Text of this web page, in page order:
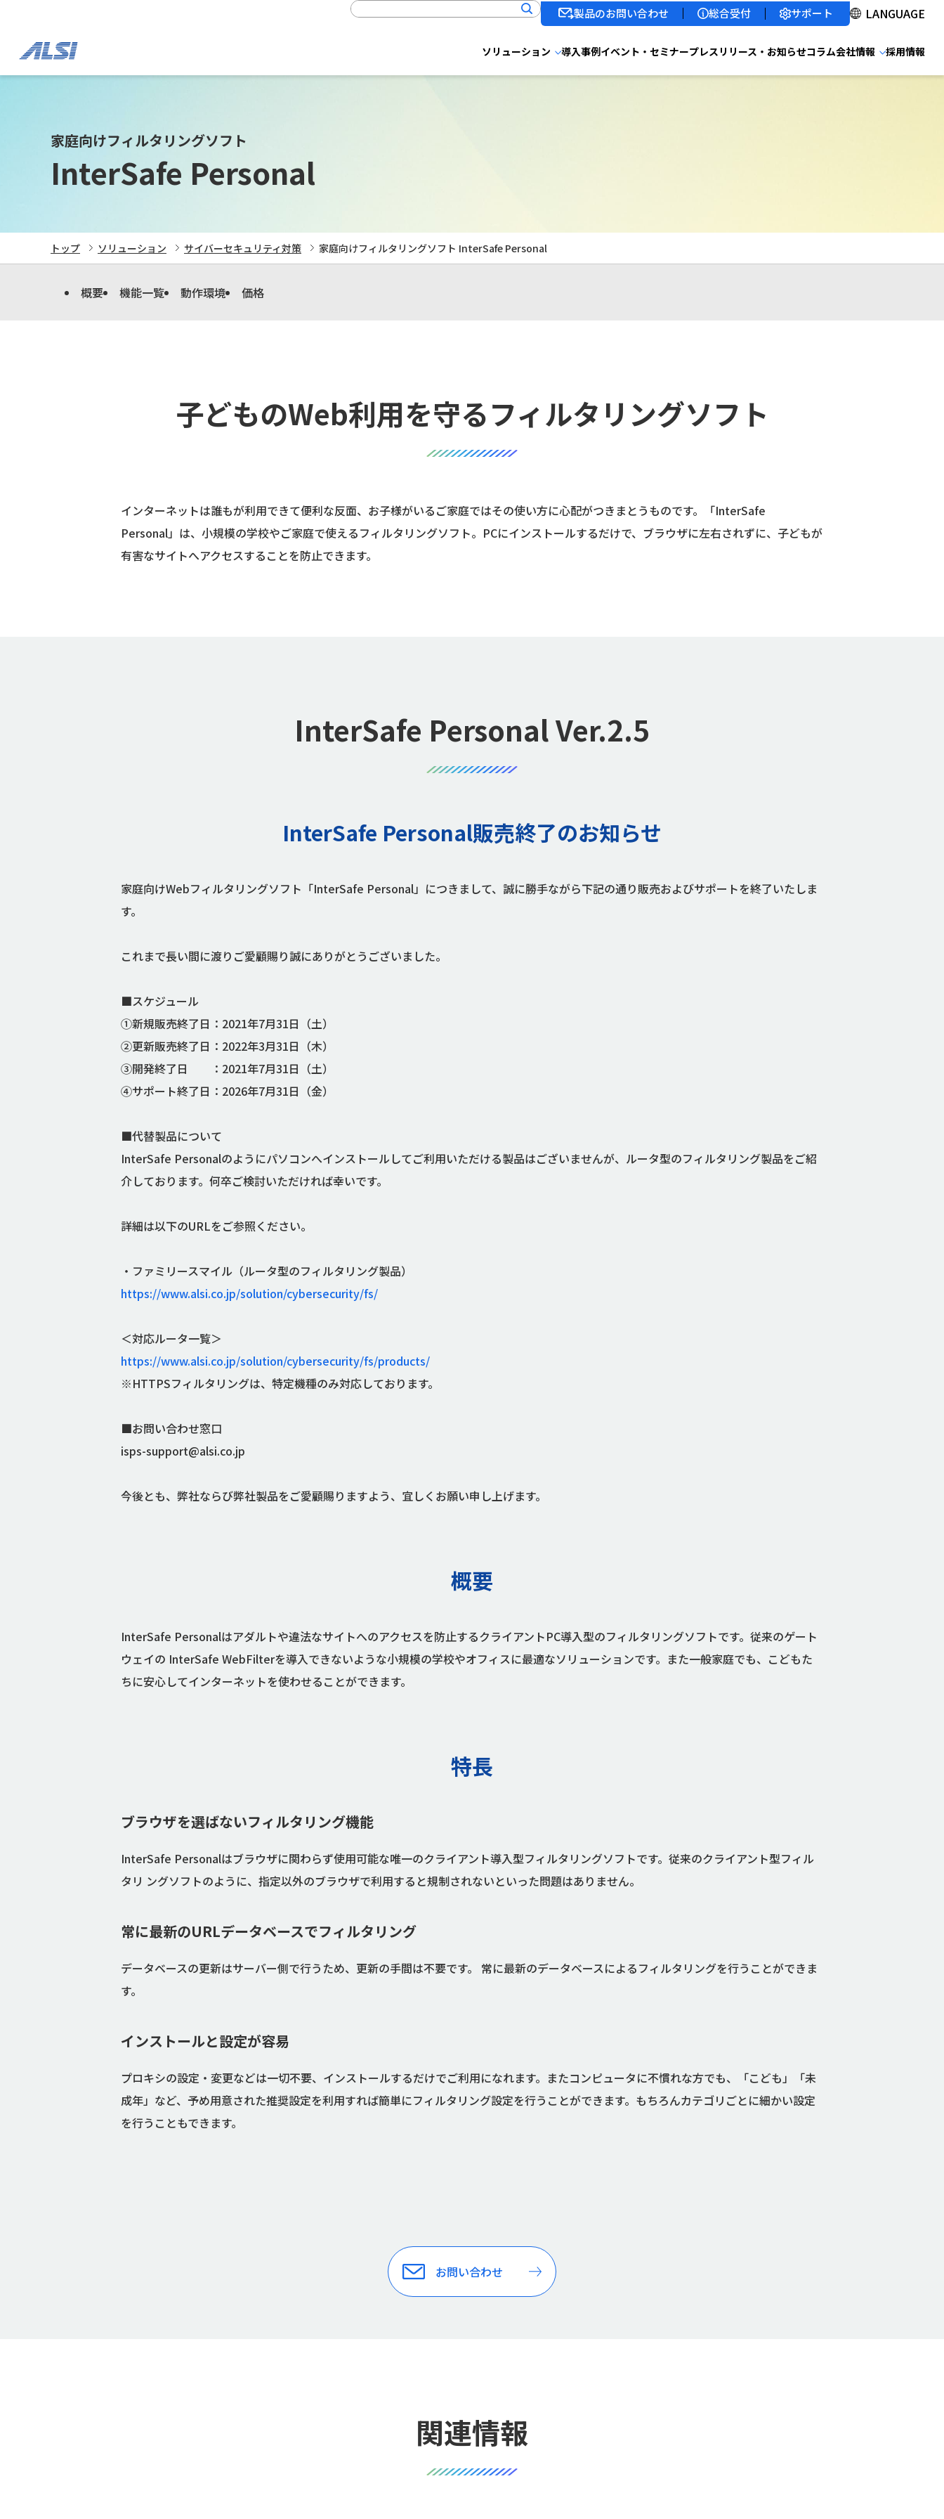
製品のお問い合わせ 総合受付 サポート
ソリューション 導入事例イベント・セミナープレスリリース・お知らせコラム会社情報 採用情報
家庭向けフィルタリングソフト
InterSafe Personal
トップ ソリューション サイバーセキュリティ対策 家庭向けフィルタリングソフト InterSafe Personal
概要 機能一覧 動作環境 価格
子どものWeb利用を守るフィルタリングソフト
インターネットは誰もが利用できて便利な反面、お子様がいるご家庭ではその使い方に心配がつきまとうものです。「InterSafe
Personal」は、小規模の学校やご家庭で使えるフィルタリングソフト。PCにインストールするだけで、ブラウザに左右されずに、子どもが
有害なサイトへアクセスすることを防止できます。
InterSafe Personal Ver.2.5
InterSafe Personal販売終了のお知らせ
家庭向けWebフィルタリングソフト「InterSafe Personal」につきまして、誠に勝手ながら下記の通り販売およびサポートを終了いたしま
す。
これまで長い間に渡りご愛顧賜り誠にありがとうございました。
■スケジュール
①新規販売終了日：2021年7月31日（土）
②更新販売終了日：2022年3月31日（木）
③開発終了日 ：2021年7月31日（土）
④サポート終了日：2026年7月31日（金）
■代替製品について
InterSafe Personalのようにパソコンへインストールしてご利用いただける製品はございませんが、ルータ型のフィルタリング製品をご紹
介しております。何卒ご検討いただければ幸いです。
詳細は以下のURLをご参照ください。
・ファミリースマイル（ルータ型のフィルタリング製品）
https://www.alsi.co.jp/solution/cybersecurity/fs/
＜対応ルータ一覧＞
https://www.alsi.co.jp/solution/cybersecurity/fs/products/
※HTTPSフィルタリングは、特定機種のみ対応しております。
■お問い合わせ窓口
isps-support@alsi.co.jp
今後とも、弊社ならび弊社製品をご愛顧賜りますよう、宜しくお願い申し上げます。
概要
InterSafe Personalはアダルトや違法なサイトへのアクセスを防止するクライアントPC導入型のフィルタリングソフトです。従来のゲート
ウェイの InterSafe WebFilterを導入できないような小規模の学校やオフィスに最適なソリューションです。また一般家庭でも、こどもた
ちに安心してインターネットを使わせることができます。
特長
ブラウザを選ばないフィルタリング機能
InterSafe Personalはブラウザに関わらず使用可能な唯一のクライアント導入型フィルタリングソフトです。従来のクライアント型フィル
タリ ングソフトのように、指定以外のブラウザで利用すると規制されないといった問題はありません。
常に最新のURLデータベースでフィルタリング
データベースの更新はサーバー側で行うため、更新の手間は不要です。 常に最新のデータベースによるフィルタリングを行うことができま
す。
インストールと設定が容易
プロキシの設定・変更などは一切不要、インストールするだけでご利用になれます。またコンピュータに不慣れな方でも、「こども」「未
成年」など、予め用意された推奨設定を利用すれば簡単にフィルタリング設定を行うことができます。もちろんカテゴリごとに細かい設定
を行うこともできます。
お問い合わせ
関連情報